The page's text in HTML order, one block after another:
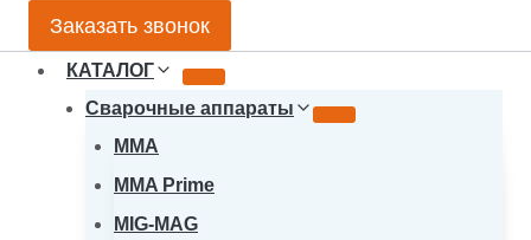
Заказать звонок
КАТАЛОГ
Сварочные аппараты
MMA
MMA Prime
MIG-MAG